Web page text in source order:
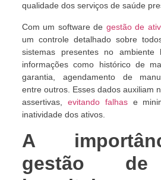
qualidade dos serviços de saúde
Com um software de gestão de
um controle detalhado sobre
sistemas presentes no ambiente
informações como histórico de
garantia, agendamento de
entre outros. Esses dados auxiliam
assertivas,
evitando falhase
inatividade dos ativos.
A
gestão